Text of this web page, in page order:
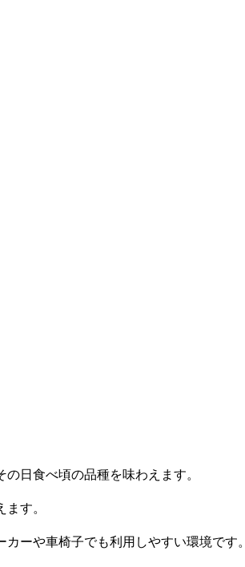
日食べ頃の品種を味わえます。
す。
ーや車椅子でも利用しやすい環境です。